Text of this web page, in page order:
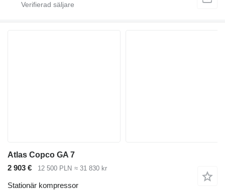
Atlas Copco GA 7
2 903 €
12 500 PLN ≈ 31 830 kr
Stationär kompressor